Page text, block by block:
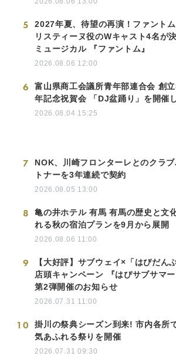
5
2027年夏、待望の再演！ファント
リスティーヌ役のWキャスト4名が
ミュージカル 『ファントム』
2026.08.06 12:00
6
富山県商工会議所青年部連合会 創
年記念祝賀会 「DJ盆踊り」を開催
2026.08.04 15:25
7
NOK、川崎フロンターレとのクラ
トナーを3年連続で契約
2026.08.05 13:00
8
亀の井ホテル 有馬 有馬の歴史と文
れる秋の宿泊プランを9月から展開
2026.08.06 11:00
9
【大好評】サブウェイ×「はぴだん
店頭キャンペーン 『はぴサブサマー
第2弾開催のお知らせ
2026.07.31 11:00
10
掛川の祭典シーズン到来! 市内各所
気あふれる祭りを開催
2026.07.31 09:30